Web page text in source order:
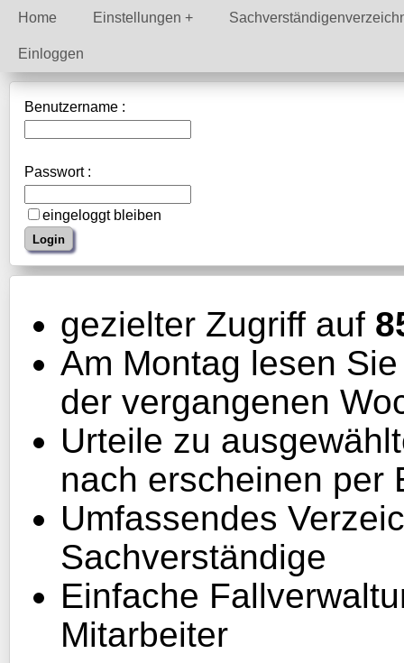
Home Einstellungen
Einloggen
Benutzername :
Passwort :
eingeloggt bleiben
gezielter Zugriff auf
Am Montag lesen
der vergangenen
Urteile zu
nach erscheinen per
Umfassendes
Sachverständige
Einfache
Mitarbeiter